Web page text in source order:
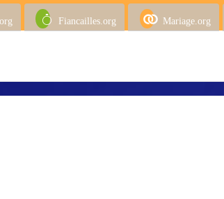
Fiancailles.org Mariage.org